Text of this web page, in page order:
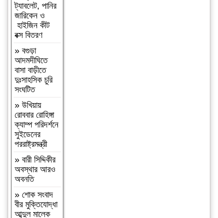
মৌলভীবাজার
মডেল থানার
অফিসার ইনচার্জ
সাইফুল।
»বাংলাদেশ
হরিজন ঐক্য
পরিষদের ৭ দফা
দাবি
বাস্তবায়নের
দাবীতে মানবন্ধন
ও স্বারকলিপি
প্রদান
»নওগাঁ মান্দায়
শিক্ষার্থীদের
বিক্ষোভে
অবরুদ্ধ প্রধান
শিক্ষক,
আগুন
»হযরত শাহ
ট্যাবলেট, পানির
জারিকেন ও
হাইজিন কীট
বক্স বিতরণ
»বগুড়া
আদমদীঘিতে
বাসা বাড়ীতে
দুঃসাহসিক চুরি
সংঘটিত
»উখিয়ায়
রোববার রোহিঙ্গা
ক্যাম্প পরিদর্শনে
সুইডেনের
পররাষ্ট্রমন্ত্রী
»বারী সিদ্দিকীর
অবস্থার আরও
অবনতি
»শোক সংবাদ
বীর মুক্তিযোদ্ধা
আব্দুল মালেক